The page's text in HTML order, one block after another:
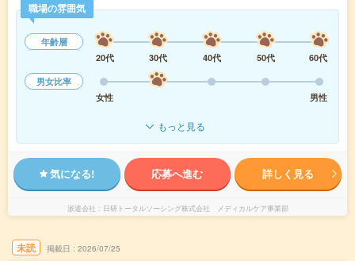
職場の雰囲気
年齢層
20代
30代 40代 50代
60代
男女比率
女性
男性
もっと見る
気になる! 応募へ進む 詳しく見る
派遣会社 日研トータルソーシング株式会社 メディカルケア事業部
未読 掲載日 2026/07/25